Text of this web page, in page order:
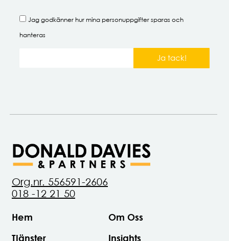
Jag godkänner hur mina personuppgifter sparas och
hanteras
Ja tack!
Org.nr. 556591-2606
018 -12 21 50
Hem
Tjänster
Om Oss
Insights